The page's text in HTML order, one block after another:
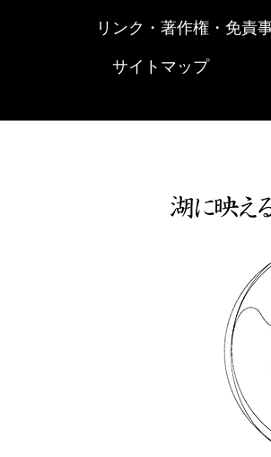
リンク・著作権・免責
サイトマップ